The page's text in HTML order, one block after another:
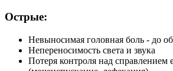
Острые:
Невыносимая головная боль - до
Непереносимость света и звука
Потеря контроля над справлением